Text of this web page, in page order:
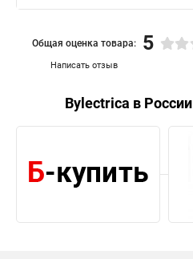
Написать отзыв
Общая оценка товара: 5
Bylectrica в России